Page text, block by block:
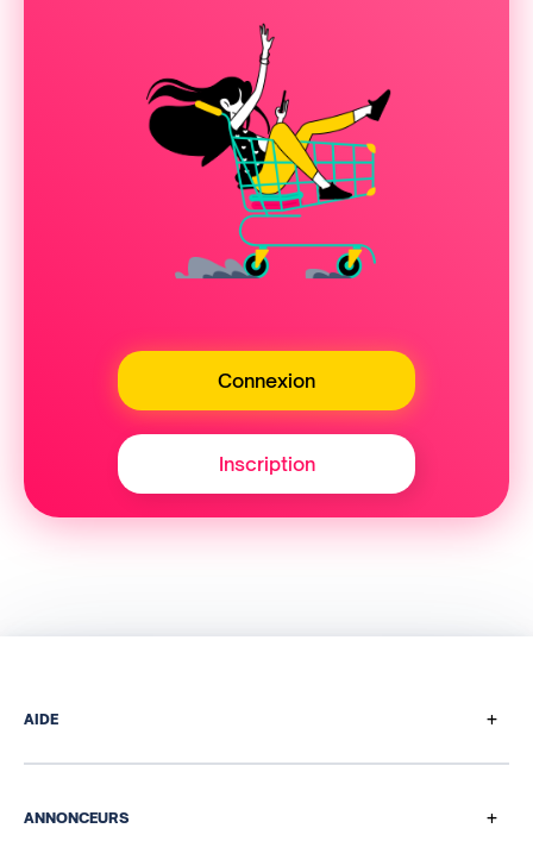
Connexion
Inscription
AIDE +
Comment ça marche
ANNONCEURS +